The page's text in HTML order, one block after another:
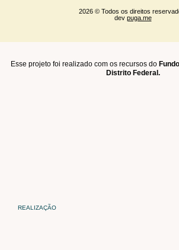
2026 © Todos os direitos
dev puga.me
Esse projeto foi realizado com os recursos do
Distrito Federal.
REALIZAÇÃO